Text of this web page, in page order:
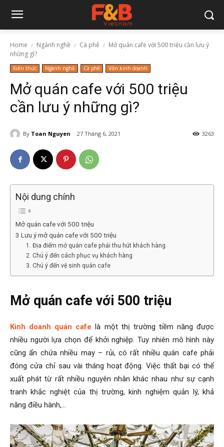
Home Ngành nghề Cà phê
Mở quán cafe với 500 triệu cần lưu ý
những gì?
Kiến thức Ngành nghề Cà phê Vốn kinh doanh
Mở quán cafe với 500 triệu
cần lưu ý những gì?
By Toan Nguyen 27 Tháng 6, 2021 3263
Nội dung chính
Mở quán cafe với 500 triệu
3 Lưu ý mở quán cafe với 500 triệu
1. Địa điểm mở quán cafe phải thu hút khách hàng
2. Chú ý đến cách phục vụ khách hàng
3. Chú ý đến vệ sinh quán cafe
Mở quán cafe với 500 triệu
Kinh doanh quán cafe là một thị trường tiềm năng được
nhiều người lựa chọn để khởi nghiệp. Tuy nhiên mô hình này
cũng ẩn chứa nhiều may – rủi, có rất nhiều quán cafe phải
đóng cửa chỉ sau vài tháng hoạt động. Việc thất bại có thể
xuất phát từ rất nhiều nguyên nhân khác nhau như sự cạnh
tranh khắc nghiệt của thị trường, kinh nghiệm quản lý, khả
năng điều hành,…